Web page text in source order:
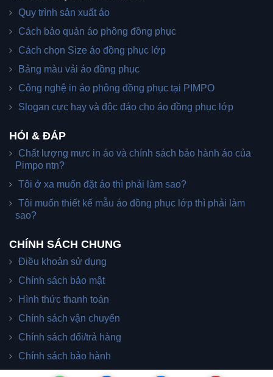
Quy trình sản xuất áo
Cách bảo quản áo phông đồng phục
Cách chọn Size áo đồng phục lớp
Bảng màu vải áo đồng phục
Công nghệ in áo phông đồng phục tại PIMPO
Slogan cực hay và độc đáo cho áo đồng phục lớp
HỎI & ĐÁP
Chất lượng mưc in áo và chính sách bảo hành áo của
Pimpo ntn?
Tôi ở xa muốn đặt áo thì phải làm sao?
Tôi muốn thiết kế mẫu áo đồng phục lớp thì phải làm
sao?
CHÍNH SÁCH CHUNG
Điều khoản sử dụng
Chính sách bảo mật
Hình thức thanh toán
Chính sách vận chuyển
Chính sách đổi/trả hàng
Chính sách bảo hành